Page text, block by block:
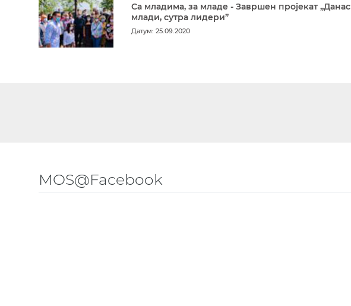
Са младима, за младе - Завршен пројекат „Данас
млади, сутра лидери”
Датум: 25.09.2020
MOS@Facebook